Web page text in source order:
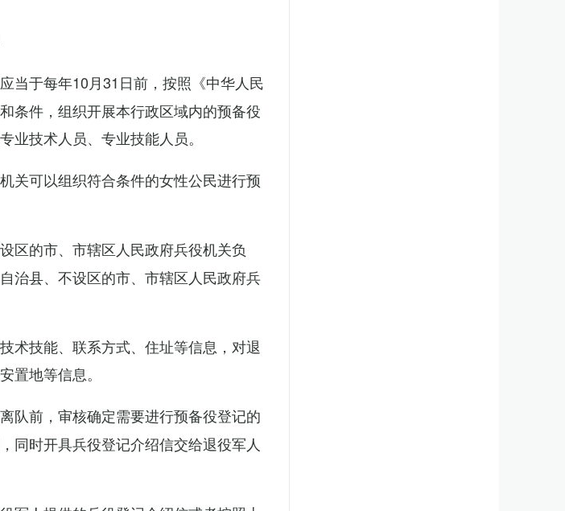
当于每年10月31日前，按照《中华人民
条件，组织开展本行政区域内的预备役
技术人员、专业技能人员。
关可以组织符合条件的女性公民进行预
区的市、市辖区人民政府兵役机关负
治县、不设区的市、市辖区人民政府兵
术技能、联系方式、住址等信息，对退
置地等信息。
队前，审核确定需要进行预备役登记的
同时开具兵役登记介绍信交给退役军人